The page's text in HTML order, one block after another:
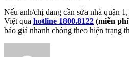
Nếu anh/chị đang cần sửa nhà quận
Việt qua hotline 1800.8122 (miễn
báo giá nhanh chóng theo hiện trạng